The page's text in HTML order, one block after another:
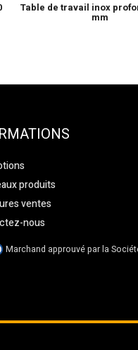
Table de travail inox
mm
produits
ventes
nous
Marchand approuvé par la